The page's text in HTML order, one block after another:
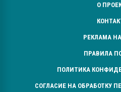
О
РЕКЛАМА
ПРАВИЛА
ПОЛИТИКА
СОГЛАСИЕ НА ОБРАБОТКУ